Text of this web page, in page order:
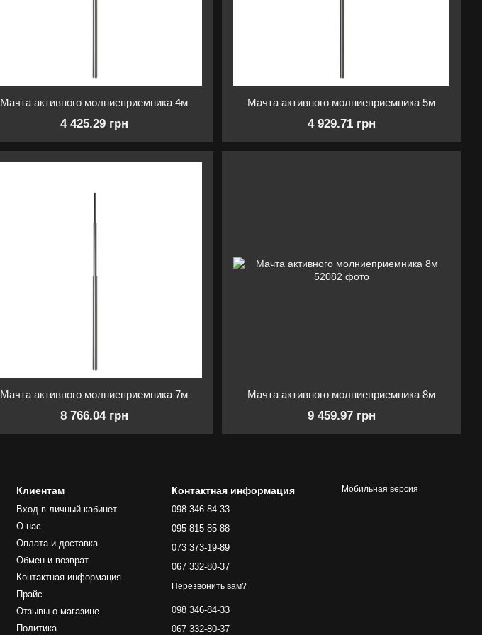
Мачта активного молниеприемника 4м
4 425.29 грн
Мачта активного молниеприемника 5м
4 929.71 грн
Мачта активного молниеприемника 7м
8 766.04 грн
Мачта активного молниеприемника 8м
9 459.97 грн
Клиентам
Вход в личный кабинет
О нас
Оплата и доставка
Обмен и возврат
Контактная информация
Прайс
Отзывы о магазине
Политика
Контактная информация
098 346-84-33
095 815-85-88
073 373-19-89
067 332-80-37
Перезвонить вам?
098 346-84-33
067 332-80-37
Мобильная версия